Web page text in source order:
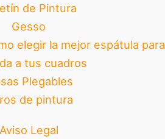
de Pintura
Gesso
elegir la mejor espátula para
a tus cuadros
Plegables
de pintura
Aviso Legal